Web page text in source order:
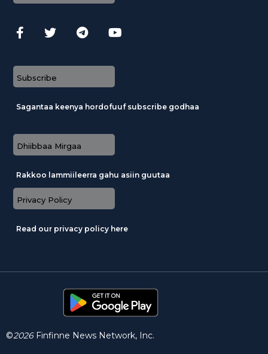
Subscribe
Sagantaa keenya hordofuuf subscribe godhaa
Dhiibbaa Mirgaa
Rakkoo lammiileerra gahu asiin guutaa
Privacy Policy
Read our privacy policy here
©2026 Finfinne News Network, Inc.